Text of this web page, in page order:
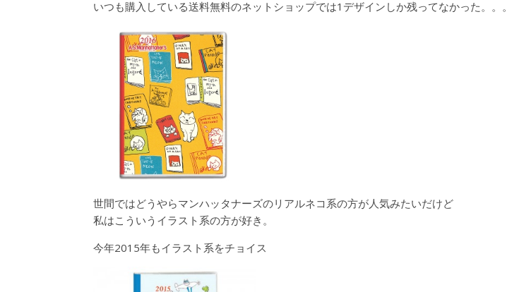
いつも購入している送料無料のネットショップでは1デザインしか残ってなかった。。。
世間ではどうやらマンハッタナーズのリアルネコ系の方が人気みたいだけど
私はこういうイラスト系の方が好き。
今年2015年もイラスト系をチョイス